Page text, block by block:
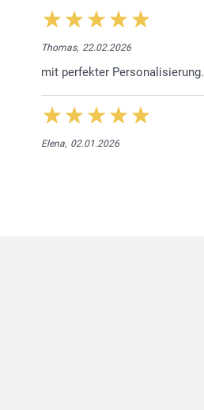
Thomas, 22.02.2026
mit perfekter Personalisierung.
Elena, 02.01.2026